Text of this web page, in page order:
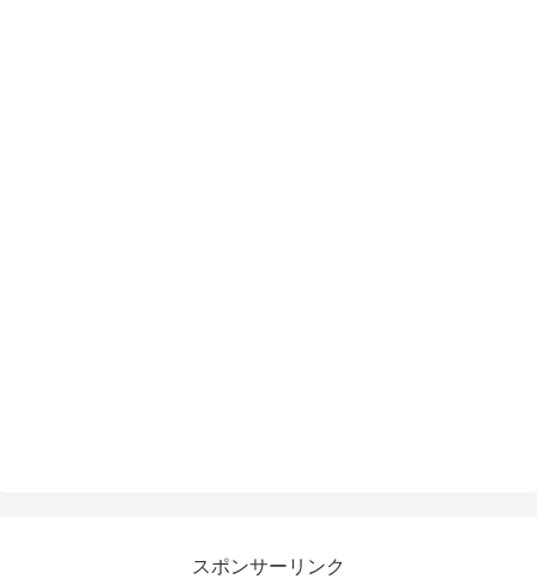
スポンサーリンク